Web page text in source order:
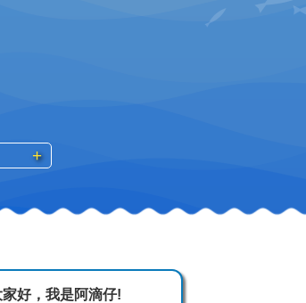
家好，我是阿滴仔!